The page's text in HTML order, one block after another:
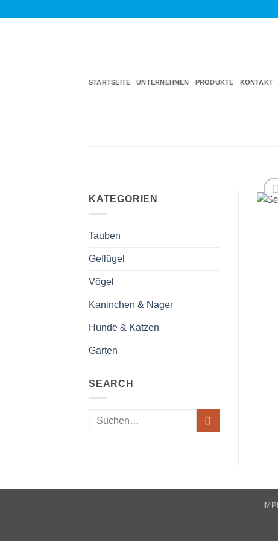
STARTSEITE UNTERNEHMEN PRODUKTE KONTAKT
KATEGORIEN
Tauben
Geflügel
Vögel
Kaninchen & Nager
Hunde & Katzen
Garten
SEARCH
Suche